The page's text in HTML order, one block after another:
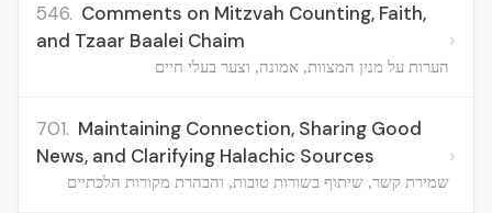
546. Comments on Mitzvah Counting, Faith,
and Tzaar Baalei Chaim
הערות על מנין המצוות, אמונה, וצער בעלי חיים
›
701. Maintaining Connection, Sharing Good
News, and Clarifying Halachic Sources
שמירת קשר, שיתוף בשורות טובות, והבהרת מקורות הלכתיים
›